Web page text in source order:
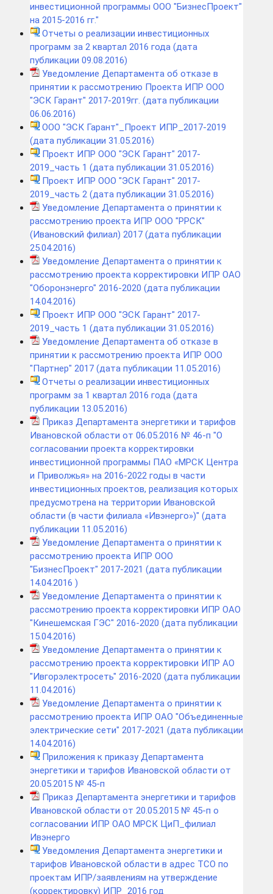
инвестиционной программы ООО "БизнесПроект"
на 2015-2016 гг."
Отчеты о реализации инвестиционных
программ за 2 квартал 2016 года (дата
публикации 09.08.2016)
Уведомление Департамента об отказе в
принятии к рассмотрению Проекта ИПР ООО
"ЭСК Гарант" 2017-2019гг. (дата публикации
06.06.2016)
ООО "ЭСК Гарант"_Проект ИПР_2017-2019
(дата публикации 31.05.2016)
Проект ИПР ООО "ЭСК Гарант" 2017-
2019_часть 1 (дата публикации 31.05.2016)
Проект ИПР ООО "ЭСК Гарант" 2017-
2019_часть 2 (дата публикации 31.05.2016)
Уведомление Департамента о принятии к
рассмотрению проекта ИПР ООО "РРСК"
(Ивановский филиал) 2017 (дата публикации
25.04.2016)
Уведомление Департамента о принятии к
рассмотрению проекта корректировки ИПР ОАО
"Оборонэнерго" 2016-2020 (дата публикации
14.04.2016)
Проект ИПР ООО "ЭСК Гарант" 2017-
2019_часть 1 (дата публикации 31.05.2016)
Уведомление Департамента об отказе в
принятии к рассмотрению проекта ИПР ООО
"Партнер" 2017 (дата публикации 11.05.2016)
Отчеты о реализации инвестиционных
программ за 1 квартал 2016 года (дата
публикации 13.05.2016)
Приказ Департамента энергетики и тарифов
Ивановской области от 06.05.2016 № 46-п "О
согласовании проекта корректировки
инвестиционной программы ПАО «МРСК Центра
и Приволжья» на 2016-2022 годы в части
инвестиционных проектов, реализация которых
предусмотрена на территории Ивановской
области (в части филиала «Ивэнерго»)" (дата
публикации 11.05.2016)
Уведомление Департамента о принятии к
рассмотрению проекта ИПР ООО
"БизнесПроект" 2017-2021 (дата публикации
14.04.2016 )
Уведомление Департамента о принятии к
рассмотрению проекта корректировки ИПР ОАО
"Кинешемская ГЭС" 2016-2020 (дата публикации
15.04.2016)
Уведомление Департамента о принятии к
рассмотрению проекта корректировки ИПР АО
"Ивгорэлектросеть" 2016-2020 (дата публикации
11.04.2016)
Уведомление Департамента о принятии к
рассмотрению проекта ИПР ОАО "Объединенные
электрические сети" 2017-2021 (дата публикации
14.04.2016)
Приложения к приказу Департамента
энергетики и тарифов Ивановской области от
20.05.2015 № 45-п
Приказ Департамента энергетики и тарифов
Ивановской области от 20.05.2015 № 45-п о
согласовании ИПР ОАО МРСК ЦиП_филиал
Ивэнерго
Уведомления Департамента энергетики и
тарифов Ивановской области в адрес ТСО по
проектам ИПР/заявлениям на утверждение
(корректировку) ИПР_2016 год